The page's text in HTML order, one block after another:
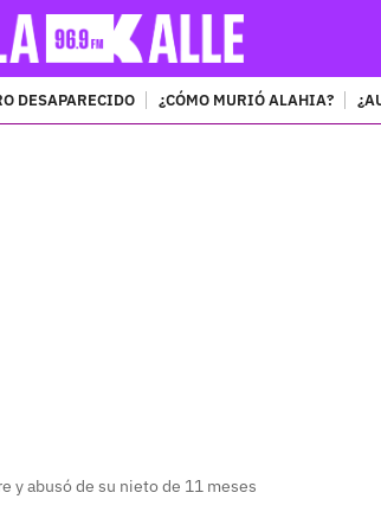
DESAPARECIDO ¿CÓMO MURIÓ ALAHIA?
y abusó de su nieto de 11 meses